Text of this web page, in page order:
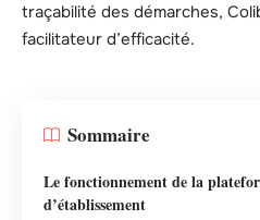
traçabilité des démarches,
facilitateur d’efficacité.
Sommaire
Le fonctionnement de la
d’établissement